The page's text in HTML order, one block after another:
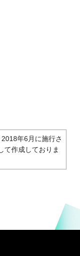
年6月に施行さ
て作成しておりま